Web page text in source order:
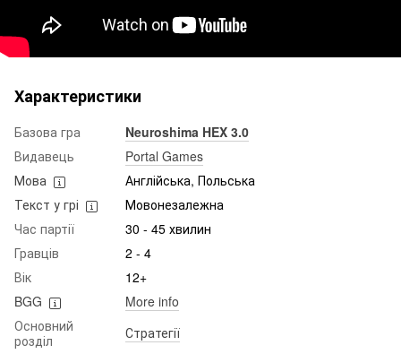
Характеристики
Базова гра
Neuroshima HEX 3.0
Видавець
Portal Games
Мова
Англійська, Польська
Текст у грі
Мовонезалежна
Час партії
30 - 45 хвилин
Гравців
2 - 4
Вік
12+
BGG
More info
Основний
розділ
Стратегії